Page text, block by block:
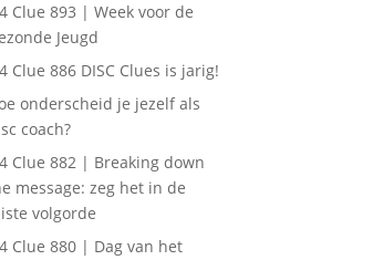
Clue 893 | Week voor de
Jeugd
Clue 886 DISC Clues is jarig!
onderscheid je jezelf als
coach?
Clue 882 | Breaking down
message: zeg het in de
volgorde
Clue 880 | Dag van het